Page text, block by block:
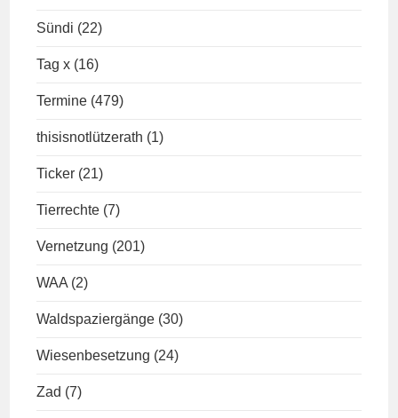
Sündi (22)
Tag x (16)
Termine (479)
thisisnotlützerath (1)
Ticker (21)
Tierrechte (7)
Vernetzung (201)
WAA (2)
Waldspaziergänge (30)
Wiesenbesetzung (24)
Zad (7)